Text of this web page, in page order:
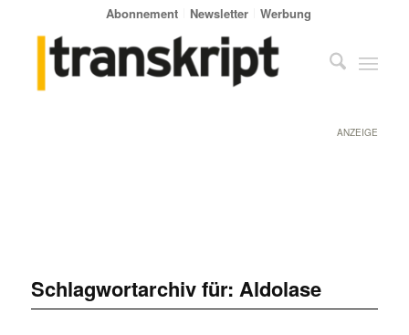
Abonnement Newsletter Werbung
ANZEIGE
Schlagwortarchiv für: Aldolase